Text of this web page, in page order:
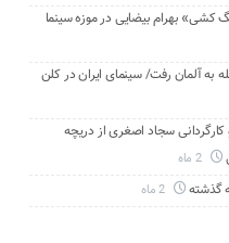
بهرام بیضایی در موزه سینما
به آلمان رفت/ سینمای ایران در کلن
سجاد اصغری از دریچه
2 ماه
2 ماه